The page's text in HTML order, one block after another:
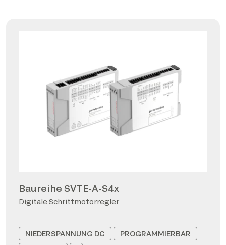
Baureihe SVTE-A-S4x
Digitale Schrittmotorregler
NIEDERSPANNUNG DC
PROGRAMMIERBAR